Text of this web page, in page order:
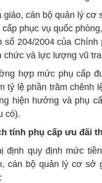
giáo, cán bộ quản lý
cấp phục vụ quốc
số 204/2004 của
chức và lực lượng vũ
hợp mức phụ cấp
tỷ lệ phần trăm chênh
hiện hưởng và phụ
có).
tính phụ cấp ưu đãi
định quy định mức
cán bộ quản lý cơ sở